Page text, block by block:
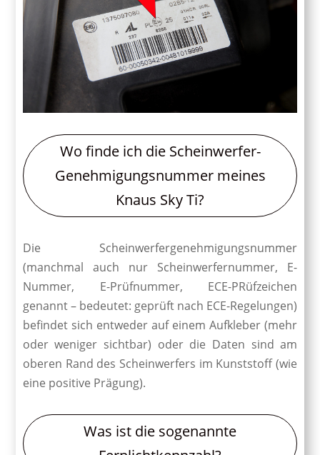
Wo finde ich die Scheinwerfer-
Genehmigungsnummer meines
Knaus Sky Ti?
Die Scheinwerfergenehmigungsnummer
(manchmal auch nur Scheinwerfernummer, E-
Nummer, E-Prüfnummer, ECE-PRüfzeichen
genannt – bedeutet: geprüft nach ECE-Regelungen)
befindet sich entweder auf einem Aufkleber (mehr
oder weniger sichtbar) oder die Daten sind am
oberen Rand des Scheinwerfers im Kunststoff (wie
eine positive Prägung).
Was ist die sogenannte